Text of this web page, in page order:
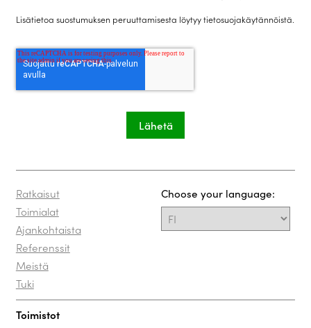
Lisätietoa suostumuksen peruuttamisesta löytyytietosuojakäytännöistä
Ratkaisut
Toimialat
Ajankohtaista
Referenssit
Meistä
Tuki
Toimistot
Choose your language: